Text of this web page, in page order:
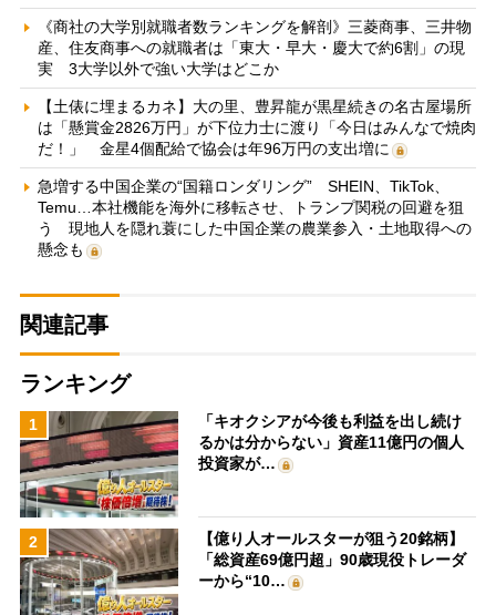
《商社の大学別就職者数ランキングを解剖》三菱商事、三井物
産、住友商事への就職者は「東大・早大・慶大で約6割」の現
実 3大学以外で強い大学はどこか
【土俵に埋まるカネ】大の里、豊昇龍が黒星続きの名古屋場所
は「懸賞金2826万円」が下位力士に渡り「今日はみんなで焼肉
だ！」 金星4個配給で協会は年96万円の支出増に
急増する中国企業の“国籍ロンダリング” SHEIN、TikTok、
Temu…本社機能を海外に移転させ、トランプ関税の回避を狙
う 現地人を隠れ蓑にした中国企業の農業参入・土地取得への
懸念も
関連記事
ランキング
1
「キオクシアが今後も利益を出し続け
るかは分からない」資産11億円の個人
投資家が…
2
【億り人オールスターが狙う20銘柄】
「総資産69億円超」90歳現役トレーダ
ーから“10…